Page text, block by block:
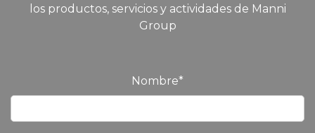
los productos, servicios y actividades de Manni
Group
Nombre*